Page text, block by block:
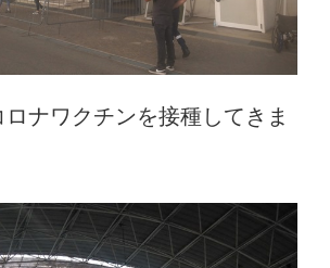
ナワクチンを接種してきま